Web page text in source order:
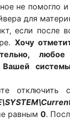
не помогло
для
если после
Хочу
Вашей
равным 0.